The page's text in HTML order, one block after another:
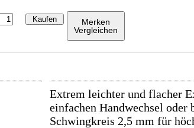
Kaufen
Merken
Vergleichen
Extrem leichter und flacher
einfachen Handwechsel oder
Schwingkreis 2,5 mm für